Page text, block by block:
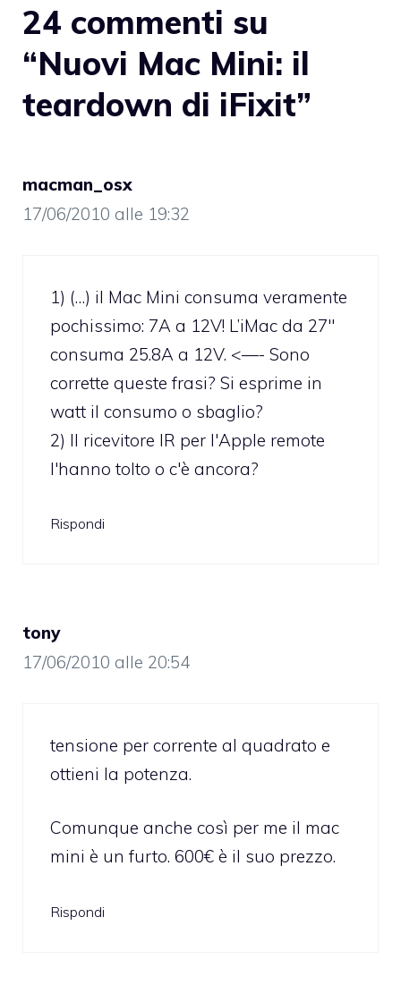
24 commenti su
“Nuovi Mac Mini: il
teardown di iFixit”
macman_osx
17/06/2010 alle 19:32
1) (…) il Mac Mini consuma veramente
pochissimo: 7A a 12V! L’iMac da 27″
consuma 25.8A a 12V. <—- Sono
corrette queste frasi? Si esprime in
watt il consumo o sbaglio?
2) Il ricevitore IR per l'Apple remote
l'hanno tolto o c'è ancora?
Rispondi
tony
17/06/2010 alle 20:54
tensione per corrente al quadrato e
ottieni la potenza.
Comunque anche così per me il mac
mini è un furto. 600€ è il suo prezzo.
Rispondi